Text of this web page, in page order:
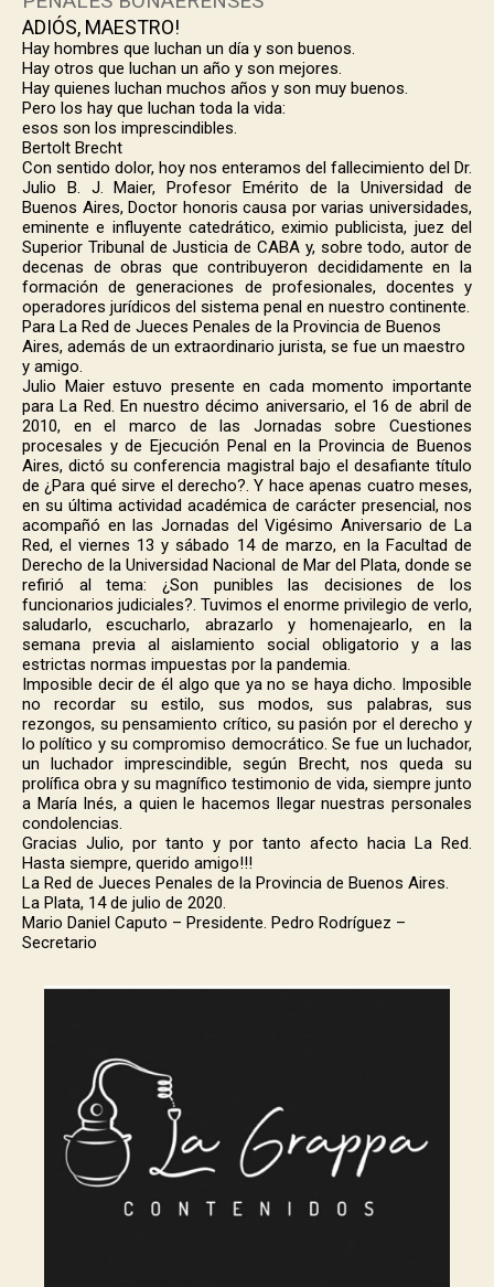
ADIÓS, MAESTRO!
Hay hombres que luchan un día y son buenos.
Hay otros que luchan un año y son mejores.
Hay quienes luchan muchos años y son muy buenos.
Pero los hay que luchan toda la vida:
esos son los imprescindibles.
Bertolt Brecht
Con sentido dolor, hoy nos enteramos del fallecimiento del Dr.
Julio B. J. Maier, Profesor Emérito de la Universidad de
Buenos Aires, Doctor honoris causa por varias universidades,
eminente e influyente catedrático, eximio publicista, juez del
Superior Tribunal de Justicia de CABA y, sobre todo, autor de
decenas de obras que contribuyeron decididamente en la
formación de generaciones de profesionales, docentes y
operadores jurídicos del sistema penal en nuestro continente.
Para La Red de Jueces Penales de la Provincia de Buenos
Aires, además de un extraordinario jurista, se fue un maestro
y amigo.
Julio Maier estuvo presente en cada momento importante
para La Red. En nuestro décimo aniversario, el 16 de abril de
2010, en el marco de las Jornadas sobre Cuestiones
procesales y de Ejecución Penal en la Provincia de Buenos
Aires, dictó su conferencia magistral bajo el desafiante título
de ¿Para qué sirve el derecho?. Y hace apenas cuatro meses,
en su última actividad académica de carácter presencial, nos
acompañó en las Jornadas del Vigésimo Aniversario de La
Red, el viernes 13 y sábado 14 de marzo, en la Facultad de
Derecho de la Universidad Nacional de Mar del Plata, donde se
refirió al tema: ¿Son punibles las decisiones de los
funcionarios judiciales?. Tuvimos el enorme privilegio de verlo,
saludarlo, escucharlo, abrazarlo y homenajearlo, en la
semana previa al aislamiento social obligatorio y a las
estrictas normas impuestas por la pandemia.
Imposible decir de él algo que ya no se haya dicho. Imposible
no recordar su estilo, sus modos, sus palabras, sus
rezongos, su pensamiento crítico, su pasión por el derecho y
lo político y su compromiso democrático. Se fue un luchador,
un luchador imprescindible, según Brecht, nos queda su
prolífica obra y su magnífico testimonio de vida, siempre junto
a María Inés, a quien le hacemos llegar nuestras personales
condolencias.
Gracias Julio, por tanto y por tanto afecto hacia La Red.
Hasta siempre, querido amigo!!!
La Red de Jueces Penales de la Provincia de Buenos Aires.
La Plata, 14 de julio de 2020.
Mario Daniel Caputo – Presidente. Pedro Rodríguez –
Secretario